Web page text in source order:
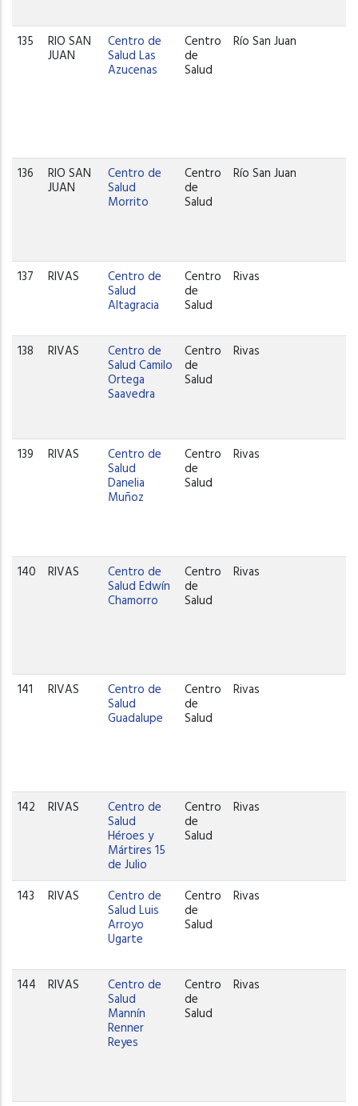
135 RIO SAN
JUAN
Centro de
Salud Las
Azucenas
Centro
de
Salud
Río San Juan
136 RIO SAN
JUAN
Centro de
Salud
Morrito
Centro
de
Salud
Río San Juan
137 RIVAS Centro de
Salud
Altagracia
Centro
de
Salud
Rivas
138 RIVAS Centro de
Salud Camilo
Ortega
Saavedra
Centro
de
Salud
Rivas
139 RIVAS Centro de
Salud
Danelia
Muñoz
Centro
de
Salud
Rivas
140 RIVAS Centro de
Salud Edwín
Chamorro
Centro
de
Salud
Rivas
141 RIVAS Centro de
Salud
Guadalupe
Centro
de
Salud
Rivas
142 RIVAS Centro de
Salud
Héroes y
Mártires 15
de Julio
Centro
de
Salud
Rivas
143 RIVAS Centro de
Salud Luis
Arroyo
Ugarte
Centro
de
Salud
Rivas
144 RIVAS Centro de
Salud
Mannín
Renner
Reyes
Centro
de
Salud
Rivas